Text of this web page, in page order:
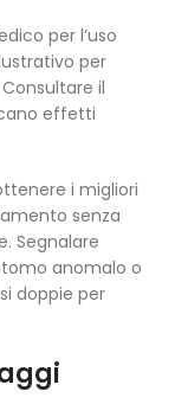
per l’uso
per
il
effetti
i migliori
senza
Segnalare
anomalo o
doppie per